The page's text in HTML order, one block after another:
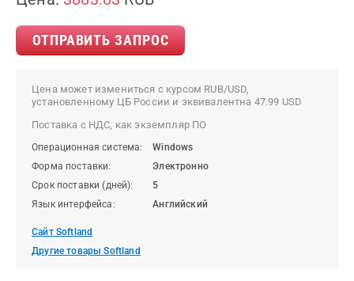
ОТПРАВИТЬ ЗАПРОС
Цена может измениться с курсом RUB/USD,
установленному ЦБ России и эквивалентна 47.99 USD
Поставка с НДС, как экземпляр ПО
Операционная система:
Windows
Форма поставки:
Электронно
Срок поставки (дней):
5
Язык интерфейса:
Английский
Сайт Softland
Другие товары Softland